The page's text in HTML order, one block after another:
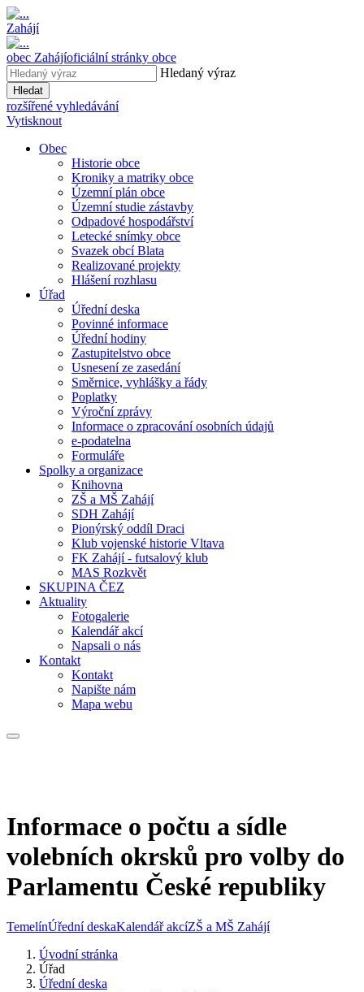
Zahájí
obec Zahájíoficiální stránky obce
Hledaný výraz
Hledat
rozšířené vyhledávání
Vytisknout
Obec
Historie obce
Kroniky a matriky obce
Územní plán obce
Územní studie zástavby
Odpadové hospodářství
Letecké snímky obce
Svazek obcí Blata
Realizované projekty
Hlášení rozhlasu
Úřad
Úřední deska
Povinné informace
Úřední hodiny
Zastupitelstvo obce
Usnesení ze zasedání
Směrnice, vyhlášky a řády
Poplatky
Výroční zprávy
Informace o zpracování osobních údajů
e-podatelna
Formuláře
Spolky a organizace
Knihovna
ZŠ a MŠ Zahájí
SDH Zahájí
Pionýrský oddíl Draci
Klub vojenské historie Vltava
FK Zahájí - futsalový klub
MAS Rozkvět
SKUPINA ČEZ
Aktuality
Fotogalerie
Kalendář akcí
Napsali o nás
Kontakt
Kontakt
Napište nám
Mapa webu
Informace o počtu a sídle
volebních okrsků pro volby do
Parlamentu České republiky
TemelínÚřední deskaKalendář akcíZŠ a MŠ Zahájí
Úvodní stránka
Úřad
Úřední deska